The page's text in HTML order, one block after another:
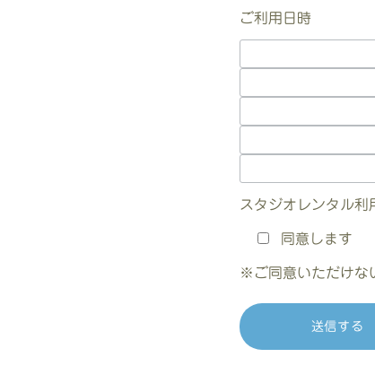
ご利用日時
スタジオレンタル利
同意します
※ご同意いただけな